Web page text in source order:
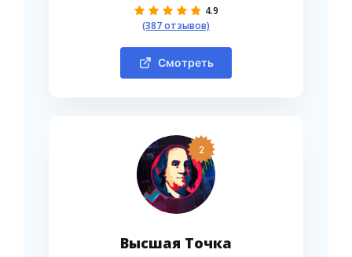
4.9
(387 отзывов)
Смотреть
2
Высшая Точка